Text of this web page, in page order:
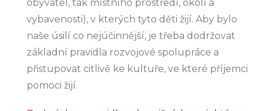
obyvatel, tak místního prostředí, okolí a
vybavenosti), v kterých tyto děti žijí. Aby bylo
naše úsilí co nejúčinnější, je třeba dodržovat
základní pravidla rozvojové spolupráce a
přistupovat citlivě ke kultuře, ve které příjemci
pomoci žijí.